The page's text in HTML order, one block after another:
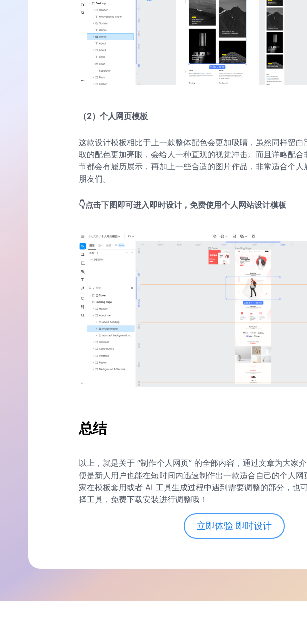
（2） 个人网页模板
这款设计模板相比于上一款整体配色会更加吸睛，虽然同样留
取的配色更加亮眼，会给人一种直观的视觉冲击。而且详略配
节都会有履历展示，再加上一些合适的图片作品，非常适合个
朋友们。
👇点击下图即可进入即时设计，免费使用个人网站设计模板
总结
以上，就是关于 “制作个人网页” 的全部内容，通过文章为大家
便是新人用户也能在短时间内迅速制作出一款适合自己的个人
家在模板套用或者 AI 工具生成过程中遇到需要调整的部分，也
择工具，免费下载安装进行调整哦！
立即体验 即时设计